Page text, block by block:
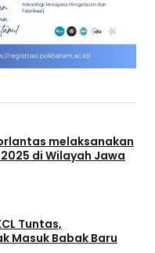
melaksanakan
di Wilayah Jawa
Tuntas,
Masuk Babak Baru